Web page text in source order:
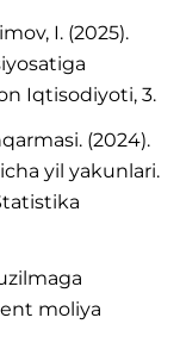
I. (2025).
Iqtisodiyoti, 3.
(2024).
yil yakunlari.
moliya